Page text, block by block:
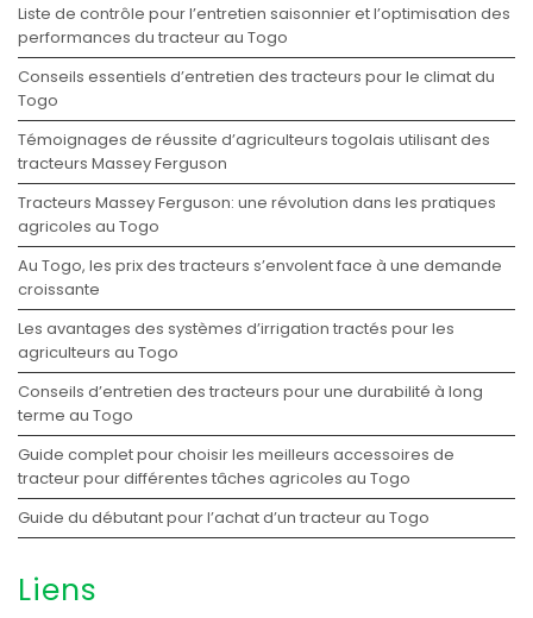
Liste de contrôle pour l’entretien saisonnier et l’optimisation des
performances du tracteur au Togo
Conseils essentiels d’entretien des tracteurs pour le climat du
Togo
Témoignages de réussite d’agriculteurs togolais utilisant des
tracteurs Massey Ferguson
Tracteurs Massey Ferguson: une révolution dans les pratiques
agricoles au Togo
Au Togo, les prix des tracteurs s’envolent face à une demande
croissante
Les avantages des systèmes d’irrigation tractés pour les
agriculteurs au Togo
Conseils d’entretien des tracteurs pour une durabilité à long
terme au Togo
Guide complet pour choisir les meilleurs accessoires de
tracteur pour différentes tâches agricoles au Togo
Guide du débutant pour l’achat d’un tracteur au Togo
Liens